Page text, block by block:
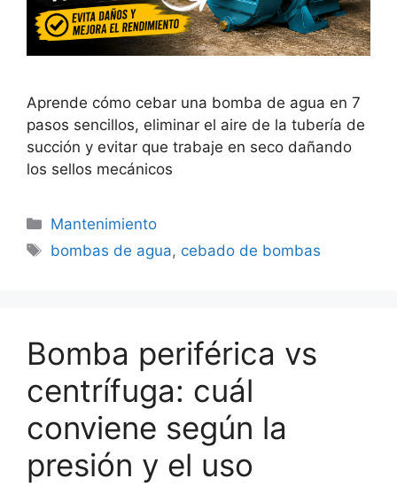
Aprende cómo cebar una bomba de agua en 7
pasos sencillos, eliminar el aire de la tubería de
succión y evitar que trabaje en seco dañando
los sellos mecánicos
Categorías
Mantenimiento
Etiquetas
bombas de agua, cebado de bombas
Bomba periférica vs
centrífuga: cuál
conviene según la
presión y el uso